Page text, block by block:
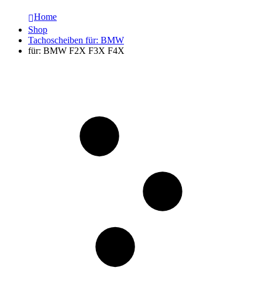
Home
Shop
Tachoscheiben für: BMW
für: BMW F2X F3X F4X